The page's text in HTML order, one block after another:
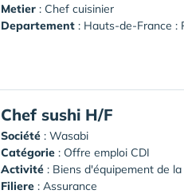
Metier : Chef cuisinier
Departement : Hauts-de-France :
Chef sushi H/F
Société : Wasabi
Catégorie : Offre emploi CDI
Activité : Biens d'équipement de
Filiere : Assurance